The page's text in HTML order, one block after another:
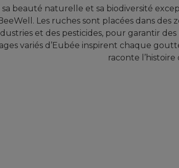
sa beauté naturelle et sa biodiversité
Les ruches sont placées dans des
et des pesticides, pour garantir
variés d’Eubée inspirent chaque
raconte